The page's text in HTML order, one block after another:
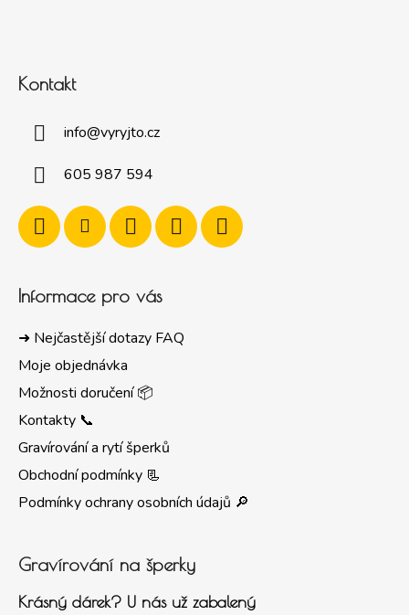
Kontakt
info@vyryjto.cz
605 987 594
Informace pro vás
➜ Nejčastější dotazy FAQ
Moje objednávka
Možnosti doručení 📦
Kontakty 📞
Gravírování a rytí šperků
Obchodní podmínky 📃
Podmínky ochrany osobních údajů 🔎
Gravírování na šperky
Krásný dárek? U nás už zabalený